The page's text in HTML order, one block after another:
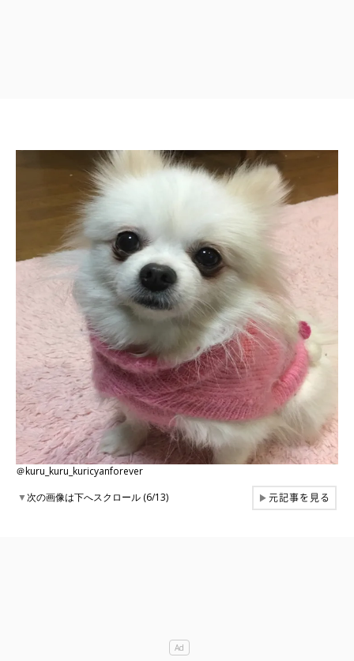
＠kuru_kuru_kuricyanforever
▼次の画像は下へスクロール (6/13) ▶元記事を見る